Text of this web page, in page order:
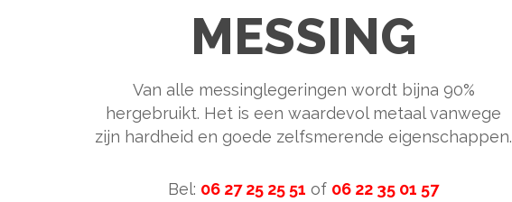
MESSING
Van alle messinglegeringen wordt bijna 90%
hergebruikt. Het is een waardevol metaal vanwege
zijn hardheid en goede zelfsmerende eigenschappen.
Bel: 06 27 25 25 51 of 06 22 35 01 57